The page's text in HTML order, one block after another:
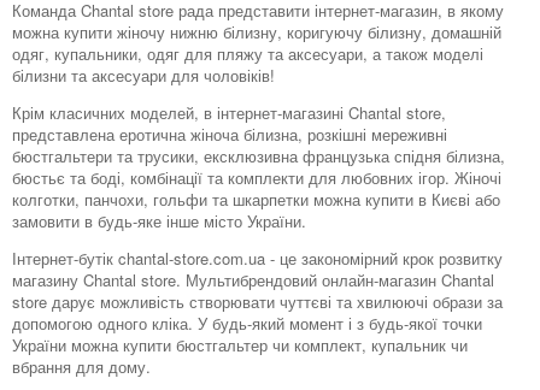
Команда Chantal store рада представити інтернет-магазин, в якому
можна купити жіночу нижню білизну, коригуючу білизну, домашній
одяг, купальники, одяг для пляжу та аксесуари, а також моделі
білизни та аксесуари для чоловіків!
Крім класичних моделей, в інтернет-магазині Chantal store,
представлена ​​еротична жіноча білизна, розкішні мереживні
бюстгальтери та трусики, ексклюзивна французька спідня білизна,
бюстьє та боді, комбінації та комплекти для любовних ігор. Жіночі
колготки, панчохи, гольфи та шкарпетки можна купити в Києві або
замовити в будь-яке інше місто України.
Інтернет-бутік chantal-store.com.ua - це закономірний крок розвитку
магазину Chantal store. Мультибрендовий онлайн-магазин Chantal
store дарує можливість створювати чуттєві та хвилюючі образи за
допомогою одного кліка. У будь-який момент і з будь-якої точки
України можна купити бюстгальтер чи комплект, купальник чи
вбрання для дому.